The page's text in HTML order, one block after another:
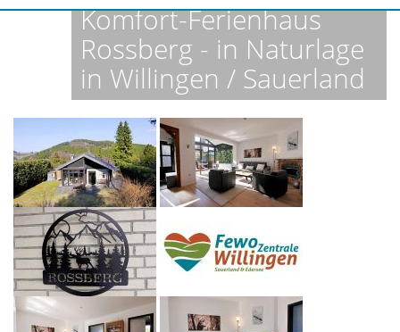
Komfort-Ferienhaus
Rossberg - in Naturlage
in Willingen / Sauerland